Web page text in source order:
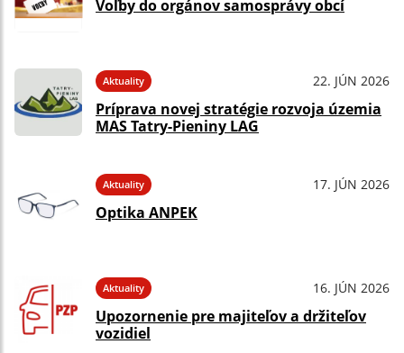
Voľby do orgánov samosprávy obcí
Aktuality 22. JÚN 2026
Príprava novej stratégie rozvoja územia
MAS Tatry-Pieniny LAG
Aktuality 17. JÚN 2026
Optika ANPEK
Aktuality 16. JÚN 2026
Upozornenie pre majiteľov a držiteľov
vozidiel